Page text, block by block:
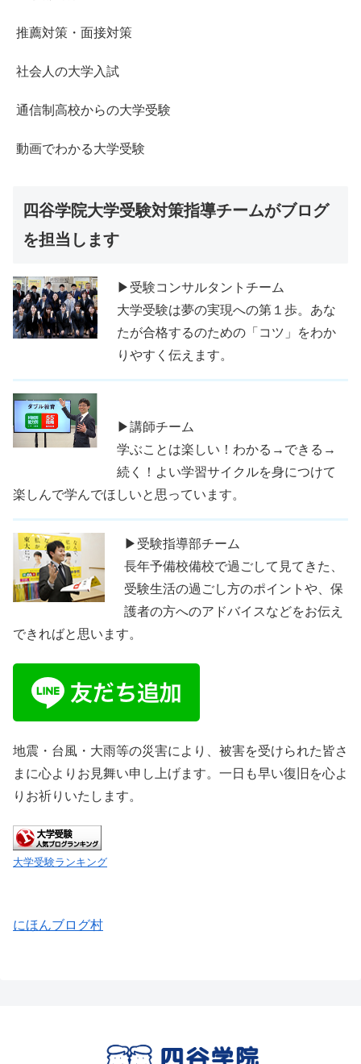
推薦対策・面接対策
社会人の大学入試
通信制高校からの大学受験
動画でわかる大学受験
四谷学院大学受験対策指導チームがブログ
を担当します
▶受験コンサルタントチーム
大学受験は夢の実現への第１歩。あな
たが合格するのための「コツ」をわか
りやすく伝えます。
▶講師チーム
学ぶことは楽しい！わかる→できる→
続く！よい学習サイクルを身につけて
楽しんで学んでほしいと思っています。
▶受験指導部チーム
長年予備校備校で過ごして見てきた、
受験生活の過ごし方のポイントや、保
護者の方へのアドバイスなどをお伝え
できればと思います。
地震・台風・大雨等の災害により、被害を受けられた皆さ
まに心よりお見舞い申し上げます。一日も早い復旧を心よ
りお祈りいたします。
大学受験ランキング
にほんブログ村